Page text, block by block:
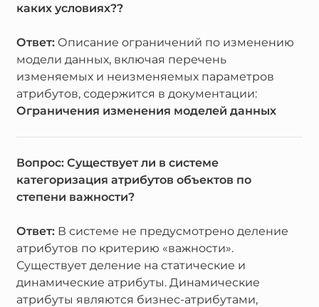
каких условиях??
Ответ:Описание ограничений по изменению
модели данных, включая перечень
изменяемых и неизменяемых параметров
атрибутов, содержится в документации:
Ограничения изменения моделей данных
Вопрос: Существует ли в системе
категоризация атрибутов объектов по
степени важности?
Ответ:В системе не предусмотрено деление
атрибутов по критерию «важности».
Существует деление на статические и
динамические атрибуты. Динамические
атрибуты являются бизнес-атрибутами,